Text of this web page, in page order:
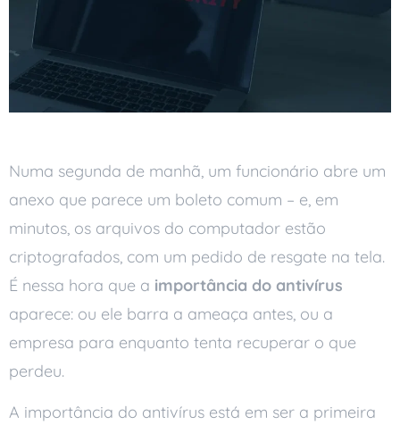
Numa segunda de manhã, um funcionário abre um
anexo que parece um boleto comum – e, em
minutos, os arquivos do computador estão
criptografados, com um pedido de resgate na tela.
É nessa hora que a importância do antivírus
aparece: ou ele barra a ameaça antes, ou a
empresa para enquanto tenta recuperar o que
perdeu.
A importância do antivírus está em ser a primeira